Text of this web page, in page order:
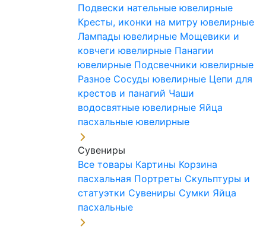
Подвески нательные ювелирные
Кресты, иконки на митру ювелирные
Лампады ювелирные Мощевики и
ковчеги ювелирные Панагии
ювелирные Подсвечники ювелирные
Разное Сосуды ювелирные Цепи для
крестов и панагий Чаши
водосвятные ювелирные Яйца
пасхальные ювелирные
Сувениры
Все товары Картины Корзина
пасхальная Портреты Скульптуры и
статуэтки Сувениры Сумки Яйца
пасхальные